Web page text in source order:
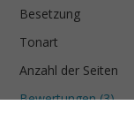
Besetzung
Tonart
Anzahl der Seiten
Bewertungen (3)